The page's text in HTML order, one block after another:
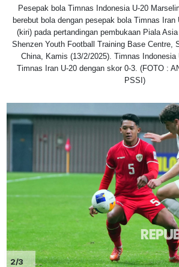
Pesepak bola Timnas Indonesia U-20
berebut bola dengan pesepak bola Timnas Iran
(kiri) pada pertandingan pembukaan Piala
Shenzen Youth Football Training Base Centre,
China, Kamis (13/2/2025). Timnas Indonesia
Timnas Iran U-20 dengan skor 0-3. (FOTO :
PSSI)
2/3